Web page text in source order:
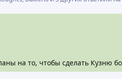
на то, чтобы сделать Кузню
и следить за новостями.